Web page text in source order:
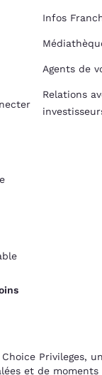
Infos
Agents de
Relations
Choice Privileges,
et de